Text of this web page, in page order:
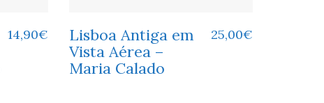
14,90€
Lisboa Antiga em
Vista Aérea –
Maria Calado
25,00€